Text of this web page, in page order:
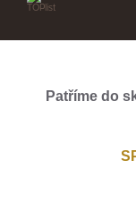
Patříme do